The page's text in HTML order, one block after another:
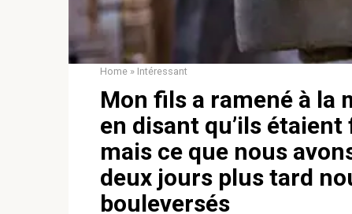
Home » Intéressant
Mon fils a ramené à la
en disant qu’ils
mais ce que nous
deux jours plus tard
bouleversés